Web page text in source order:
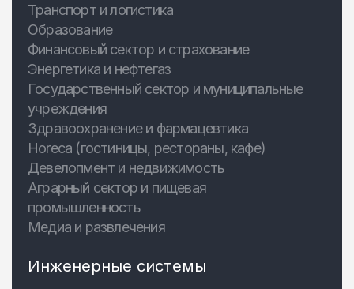
Транспорт и логистика
Образование
Финансовый сектор и страхование
Энергетика и нефтегаз
Государственный сектор и муниципальные
учреждения
Здравоохранение и фармацевтика
Horeca (гостиницы, рестораны, кафе)
Девелопмент и недвижимость
Аграрный сектор и пищевая
промышленность
Медиа и развлечения
Инженерные системы